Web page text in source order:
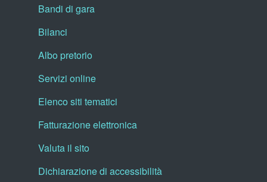
Bandi di gara
Bilanci
Albo pretorio
Servizi online
Elenco siti tematici
Fatturazione elettronica
Valuta il sito
Dichiarazione di accessibilità